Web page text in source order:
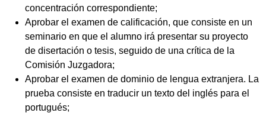
concentración correspondiente;
Aprobar el examen de calificación, que consiste en un
seminario en que el alumno irá presentar su proyecto
de disertación o tesis, seguido de una crítica de la
Comisión Juzgadora;
Aprobar el examen de dominio de lengua extranjera. La
prueba consiste en traducir un texto del inglés para el
portugués;